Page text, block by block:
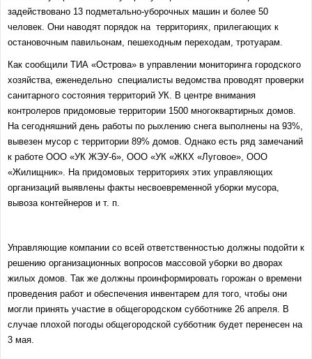
задействовано 13 подметально-уборочных машин и более 50
человек. Они наводят порядок на территориях, прилегающих к
остановочным павильонам, пешеходным переходам, тротуарам.
Как сообщили ТИА «Острова» в управлении мониторинга городского
хозяйства, еженедельно специалисты ведомства проводят проверки
санитарного состояния территорий УК. В центре внимания
контролеров придомовые территории 1500 многоквартирных домов.
На сегодняшний день работы по рыхлению снега выполнены на 93%,
вывезен мусор с территории 89% домов. Однако есть ряд замечаний
к работе ООО «УК ЖЭУ-6», ООО «УК «ЖКХ «Луговое», ООО
«Жилищник». На придомовых территориях этих управляющих
организаций выявлены факты несвоевременной уборки мусора,
вывоза контейнеров и т. п.
Управляющие компании со всей ответственностью должны подойти к
решению организационных вопросов массовой уборки во дворах
жилых домов. Так же должны проинформировать горожан о времени
проведения работ и обеспечения инвентарем для того, чтобы они
могли принять участие в общегородском субботнике 26 апреля. В
случае плохой погоды общегородской субботник будет перенесен на
3 мая.